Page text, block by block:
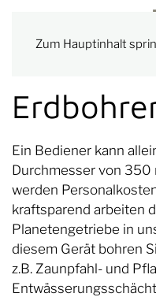
Zum Hauptinhalt
Ein Bediener kann
Durchmesser von 350
werden
kraftsparend arbeiten
Planetengetriebe in
diesem Gerät bohren
z.B. Zaunpfahl- und